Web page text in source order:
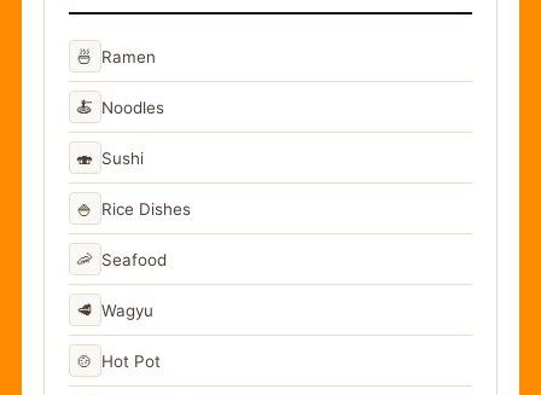
🍜 Ramen
🍝 Noodles
🍣 Sushi
🍚 Rice Dishes
🦐 Seafood
🥩 Wagyu
🍲 Hot Pot